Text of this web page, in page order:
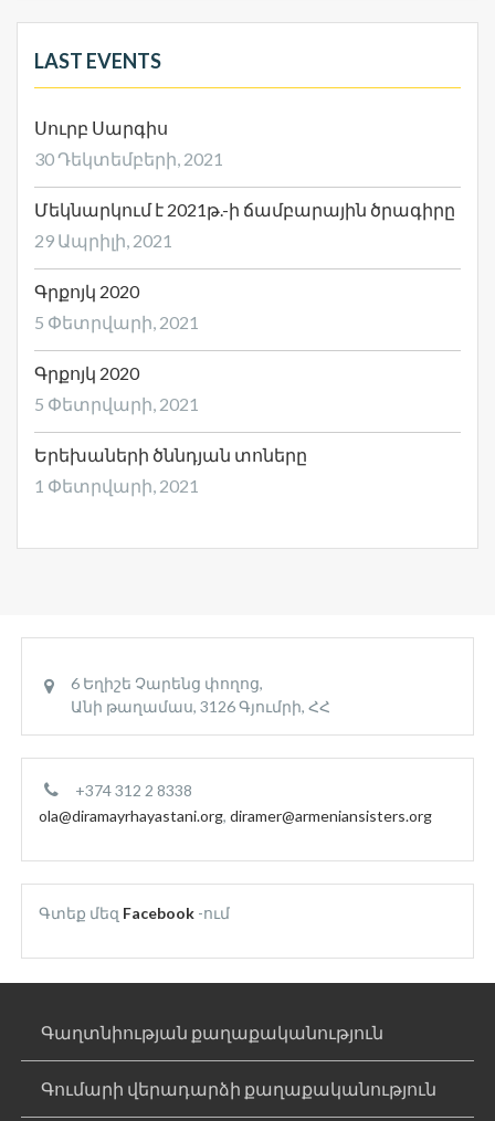
LAST EVENTS
Սուրբ Սարգիս
30 Դեկտեմբերի, 2021
Մեկնարկում է 2021թ.-ի ճամբարային ծրագիրը
29 Ապրիլի, 2021
Գրքոյկ 2020
5 Փետրվարի, 2021
Գրքոյկ 2020
5 Փետրվարի, 2021
Երեխաների ծննդյան տոները
1 Փետրվարի, 2021
6 Եղիշե Չարենց փողոց,
Անի թաղամաս, 3126 Գյումրի, ՀՀ
+374 312 2 8338
ola@diramayrhayastani.org,diramer@armeniansisters.org
Գտեք մեզ Facebook -ում
Գաղտնիության քաղաքականություն
Գումարի վերադարձի քաղաքականություն